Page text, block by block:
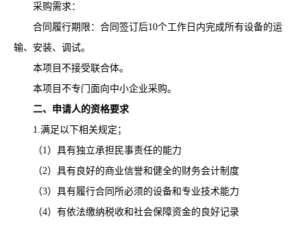
采购需求：
合同履行期限：合同签订后10个工作日内完成所有设备的运
输、安装、调试。
本项目不接受联合体。
本项目不专门面向中小企业采购。
二、申请人的资格要求
1.满足以下相关规定；
（1）具有独立承担民事责任的能力
（2）具有良好的商业信誉和健全的财务会计制度
（3）具有履行合同所必须的设备和专业技术能力
（4）有依法缴纳税收和社会保障资金的良好记录